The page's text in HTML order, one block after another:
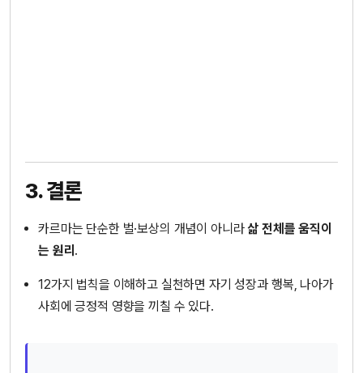
3. 결론
카르마는 단순한 벌·보상의 개념이 아니라삶 전체를 움직이
는 원리 .
12가지 법칙을 이해하고 실천하면 자기 성장과 행복, 나아가
사회에 긍정적 영향을 끼칠 수 있다.